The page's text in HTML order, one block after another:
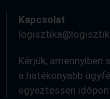
Kapcsolat
Kérjük, amennyiben
a hatékonyabb
egyeztessen